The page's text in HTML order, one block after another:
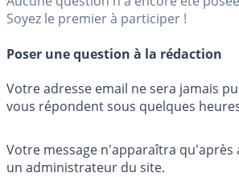
Soyez le premier à participer !
Poser une question à la rédaction
Votre adresse email ne sera jamais
vous répondent sous quelques
Votre message n'apparaîtra qu'après
un administrateur du site.